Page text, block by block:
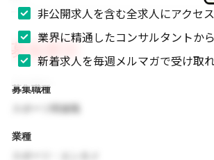
募集要項
募集職種
スポーツ関連職
業種
非公開求人を含む全求人にアクセ
業界に精通したコンサルタントか
新着求人を毎週メルマガで受け取